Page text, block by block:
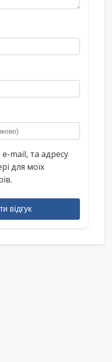
mail, та адресу
для моїх
відгук